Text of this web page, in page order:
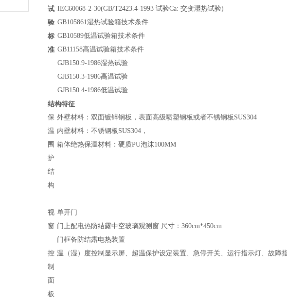
试
验
标
准
IEC60068-2-30(GB/T2423.4-1993 试验Ca: 交变湿热试验)
GB105861湿热试验箱技术条件
GB10589低温试验箱技术条件
GB11158高温试验箱技术条件
GJB150.9-1986湿热试验
GJB150.3-1986高温试验
GJB150.4-1986低温试验
结构特征
保
温
围
护
结
构
外壁材料：双面镀锌钢板，表面高级喷塑钢板或者不锈钢板SUS304
内壁材料：不锈钢板SUS304，
箱体绝热保温材料：硬质PU泡沫100MM
视
窗
单开门
门上配电热防结露中空玻璃观测窗 尺寸：360cm*450cm
门框备防结露电热装置
控
制
面
板
温（湿）度控制显示屏、超温保护设定装置、急停开关、运行指示灯、故障